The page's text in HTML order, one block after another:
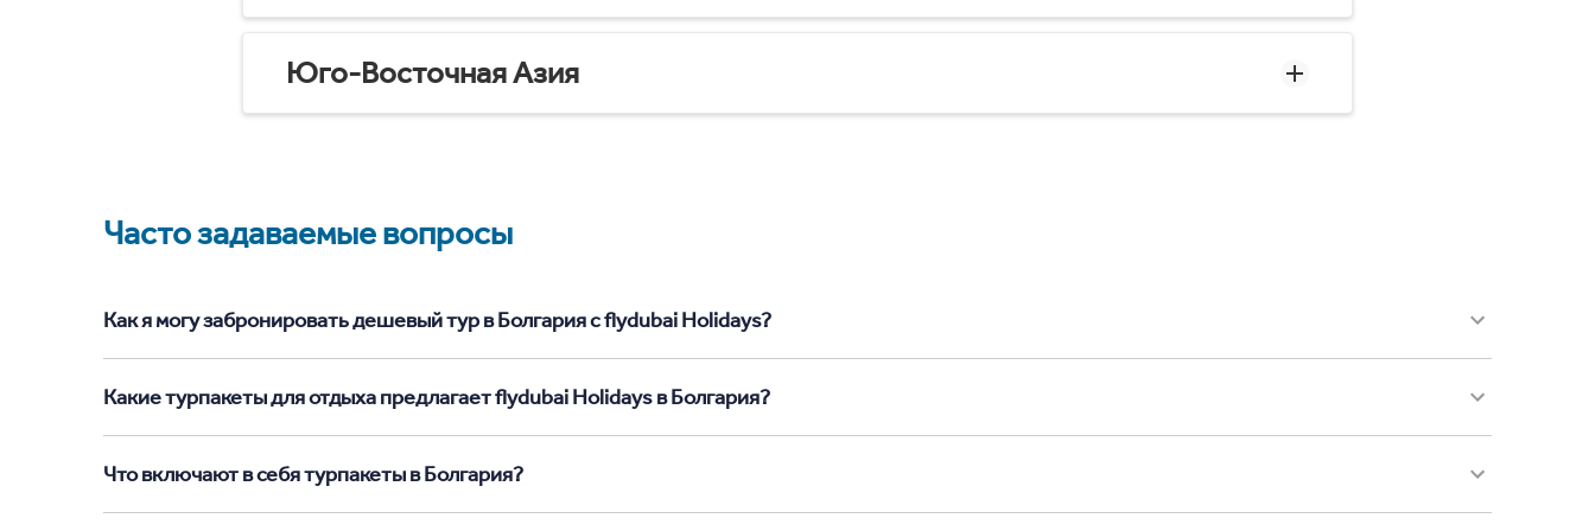
Юго-Восточная Азия
Часто задаваемые вопросы
Как я могу забронировать дешевый тур в Болгария с flydubai Holidays?
Какие турпакеты для отдыха предлагает flydubai Holidays в Болгария?
Что включают в себя турпакеты в Болгария?